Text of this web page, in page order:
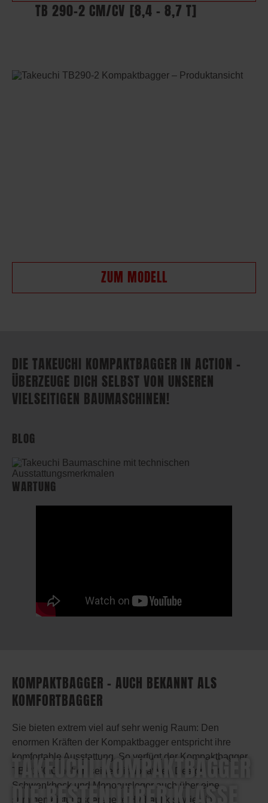
TAKEUCHI KOMPAKTBAGGER
DIE BESTEN IHRER KLASSE
TB 290-2 CM/CV [8,4 – 8,7 T]
ZUM MODELL
DIE TAKEUCHI KOMPAKTBAGGER IN ACTION –
ÜBERZEUGE DICH SELBST VON UNSEREN
VIELSEITIGEN BAUMASCHINEN!
BLOG
WARTUNG
KOMPAKTBAGGER – AUCH BEKANNT ALS
KOMFORTBAGGER
Sie bieten extrem viel auf sehr wenig Raum: Den
enormen Kräften der Kompaktbagger entspricht ihre
komfortable Ausstattung. So verfügt der Kompaktbagger
TB 2150 C neben seinem innovativen Design mit
Schwenkbock und Monoausleger auch über eine
summenleistungsgeregelte Hydraulik sowie ein